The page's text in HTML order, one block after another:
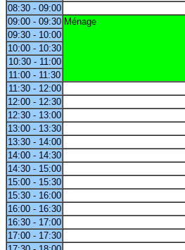
08:30 - 09:00
09:00 - 09:30 Ménage
09:30 - 10:00
10:00 - 10:30
10:30 - 11:00
11:00 - 11:30
11:30 - 12:00
12:00 - 12:30
12:30 - 13:00
13:00 - 13:30
13:30 - 14:00
14:00 - 14:30
14:30 - 15:00
15:00 - 15:30
15:30 - 16:00
16:00 - 16:30
16:30 - 17:00
17:00 - 17:30